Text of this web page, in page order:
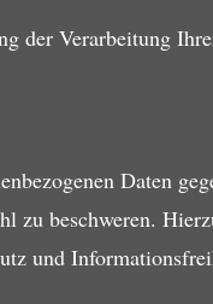
der Verarbeitung
Daten
zu beschweren.
und